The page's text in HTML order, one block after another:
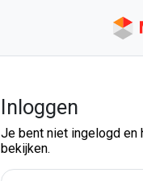
Inloggen
Je bent niet ingelogd en
bekijken.